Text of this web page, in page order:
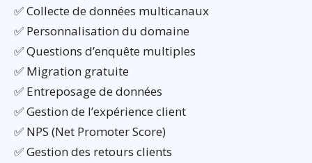
✅ Collecte de données multicanaux
✅ Personnalisation du domaine
✅ Questions d’enquête multiples
✅ Migration gratuite
✅ Entreposage de données
✅ Gestion de l’expérience client
✅ NPS (Net Promoter Score)
✅ Gestion des retours clients